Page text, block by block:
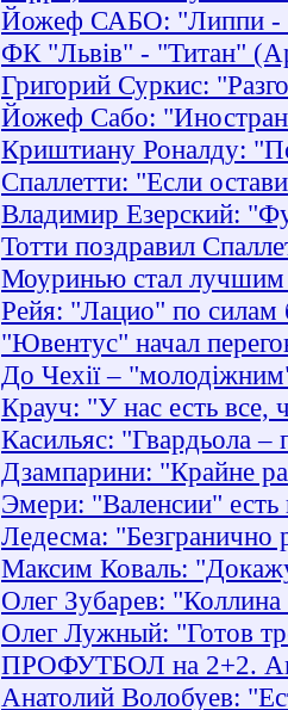
Йожеф САБО: "Липпи -
ФК "Львів" - "Титан"
Григорий Суркис:
Йожеф Сабо:
Криштиану Роналду:
Спаллетти: "Если
Владимир Езерский:
Тотти поздравил
Моуринью стал лучшим
Рейя: "Лацио" по силам
"Ювентус" начал
До Чехії –
Крауч: "У нас есть все,
Касильяс: "Гвардьола –
Дзампарини: "Крайне
Эмери: "Валенсии" есть
Ледесма:
Максим Коваль:
Олег Зубарев:
Олег Лужный: "Готов
ПРОФУТБОЛ на 2+2.
Анатолий Волобуев: